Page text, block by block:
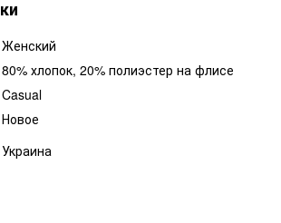
Женский
80% хлопок, 20% полиэстер на флисе
Casual
Новое
Украина